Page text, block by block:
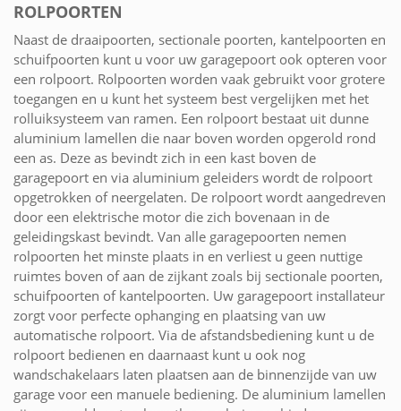
ROLPOORTEN
Naast de draaipoorten, sectionale poorten, kantelpoorten en
schuifpoorten kunt u voor uw garagepoort ook opteren voor
een rolpoort. Rolpoorten worden vaak gebruikt voor grotere
toegangen en u kunt het systeem best vergelijken met het
rolluiksysteem van ramen. Een rolpoort bestaat uit dunne
aluminium lamellen die naar boven worden opgerold rond
een as. Deze as bevindt zich in een kast boven de
garagepoort en via aluminium geleiders wordt de rolpoort
opgetrokken of neergelaten. De rolpoort wordt aangedreven
door een elektrische motor die zich bovenaan in de
geleidingskast bevindt. Van alle garagepoorten nemen
rolpoorten het minste plaats in en verliest u geen nuttige
ruimtes boven of aan de zijkant zoals bij sectionale poorten,
schuifpoorten of kantelpoorten. Uw garagepoort installateur
zorgt voor perfecte ophanging en plaatsing van uw
automatische rolpoort. Via de afstandsbediening kunt u de
rolpoort bedienen en daarnaast kunt u ook nog
wandschakelaars laten plaatsen aan de binnenzijde van uw
garage voor een manuele bediening. De aluminium lamellen